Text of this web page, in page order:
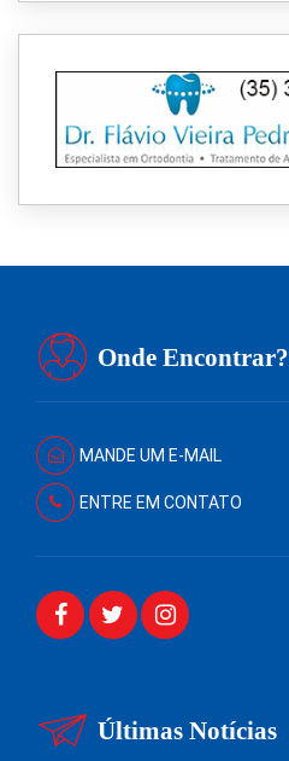
Onde Encontrar?
MANDE UM E-MAIL
ENTRE EM CONTATO
Últimas Notícias